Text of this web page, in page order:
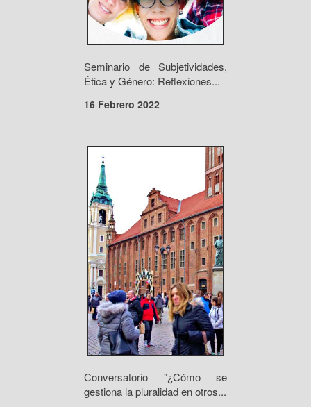
Seminario de Subjetividades,
Ética y Género: Reflexiones...
16 Febrero 2022
Conversatorio "¿Cómo se
gestiona la pluralidad en otros...